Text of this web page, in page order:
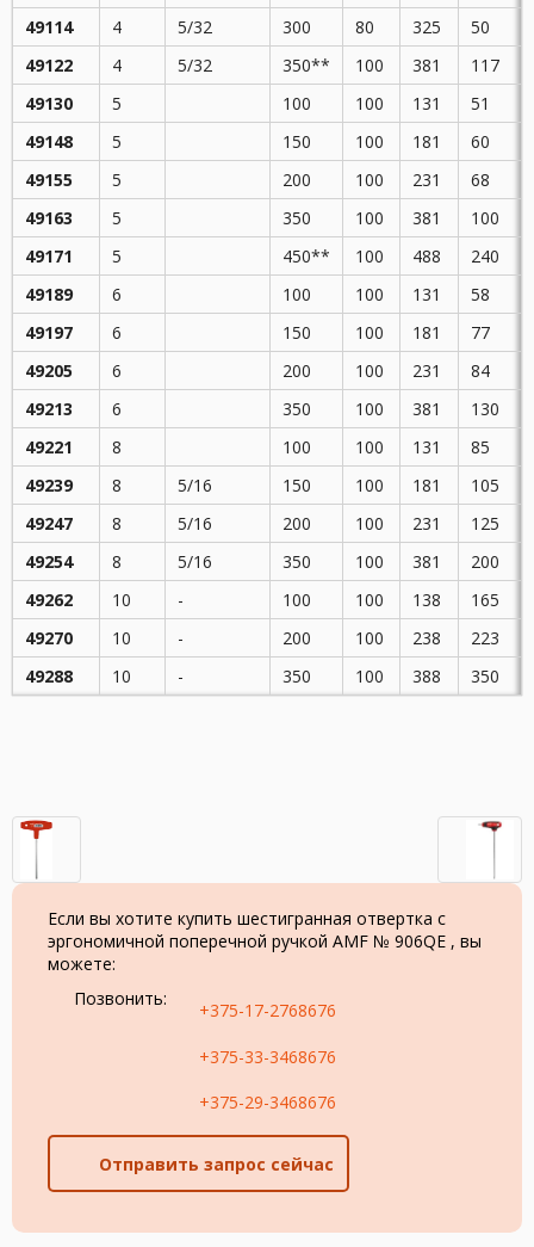
49114
4 5/32 300 80 325
50
49122
4 5/32 350** 100 381
117
49130
5 100 100 131
51
49148
5 150 100 181
60
49155
5 200 100 231
68
49163
5 350 100 381
100
49171
5 450** 100 488
240
49189
6 100 100 131
58
49197
6 150 100 181
77
49205
6 200 100 231
84
49213
6 350 100 381
130
49221
8 100 100 131
85
49239
8 5/16 150 100 181
105
49247
8 5/16 200 100 231
125
49254
8 5/16 350 100 381
200
49262
10 - 100 100 138
165
49270
10 - 200 100 238
223
49288
10 - 350 100 388 350
Если вы хотите купить шестигранная отвертка с
эргономичной поперечной ручкой AMF № 906QE , вы
можете:
Позвонить:
+375-17-2768676
+375-33-3468676
+375-29-3468676
Отправить запрос сейчас